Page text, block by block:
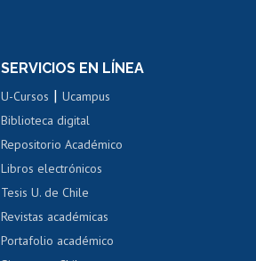
Cursos de español
Denuncias administrativas
SERVICIOS EN LÍNEA
U-Cursos |Ucampus
Biblioteca digital
Repositorio Académico
Libros electrónicos
Tesis U. de Chile
Revistas académicas
Portafolio académico